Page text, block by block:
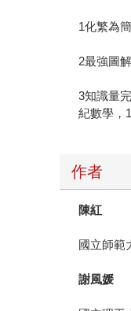
1化繁為
2最強圖
3知識量
紀數學，
作者
陳紅
國立師範
謝風媛